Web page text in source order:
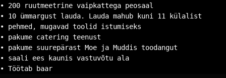
• 200 ruutmeetrine vaipkattega peosaal
• 10 ümmargust lauda. Lauda mahub kuni 11 külalist
• pehmed, mugavad toolid istumiseks
• pakume catering teenust
• pakume suurepärast Moe ja Muddis toodangut
• saali ees kaunis vastuvõtu ala
• Töötab baar